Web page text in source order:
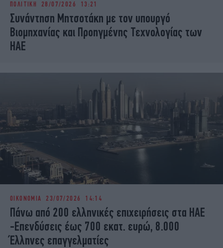
iBOOKS
OSCARS
THE OCEAN
MEDIA
ELAMEFORA
ΠΟΛΙΤΙΚΗ 28/07/2026 13:21
Συνάντηση Μητσοτάκη με τον υπουργό
Βιομηχανίας και Προηγμένης Τεχνολογίας των
ΗΑΕ
ΟΙΚΟΝΟΜΙΑ 23/07/2026 14:14
Πάνω από 200 ελληνικές επιχειρήσεις στα ΗΑΕ
-Επενδύσεις έως 700 εκατ. ευρώ, 8.000
Έλληνες επαγγελματίες